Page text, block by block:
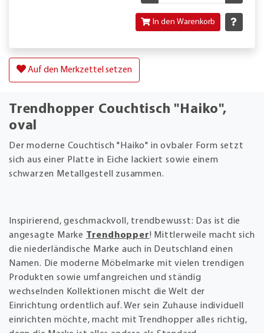
In den Warenkorb
Auf den Merkzettel setzen
Trendhopper Couchtisch "Haiko",
oval
Der moderne Couchtisch "Haiko" in ovbaler Form setzt
sich aus einer Platte in Eiche lackiert sowie einem
schwarzen Metallgestell zusammen.
Inspirierend, geschmackvoll, trendbewusst: Das ist die
angesagte Marke Trendhopper! Mittlerweile macht sich
die niederländische Marke auch in Deutschland einen
Namen. Die moderne Möbelmarke mit vielen trendigen
Produkten sowie umfangreichen und ständig
wechselnden Kollektionen mischt die Welt der
Einrichtung ordentlich auf. Wer sein Zuhause individuell
einrichten möchte, macht mit Trendhopper alles richtig,